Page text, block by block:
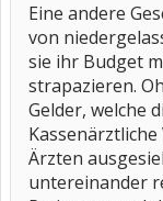
Eine andere
von
sie ihr Budget
strapazieren.
Gelder, welche
Ärzten
untereinander